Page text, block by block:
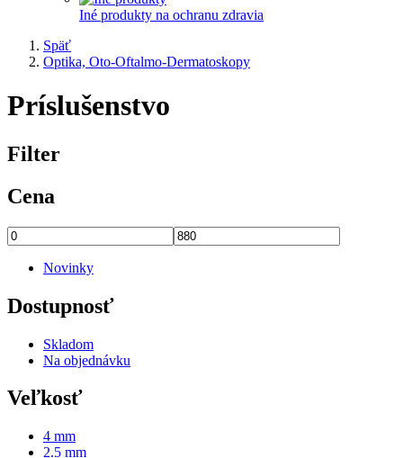
Iné produkty na ochranu zdravia
Späť
Optika, Oto-Oftalmo-Dermatoskopy
Príslušenstvo
Filter
Cena
Novinky
Dostupnosť
Skladom
Na objednávku
Veľkosť
4 mm
2.5 mm